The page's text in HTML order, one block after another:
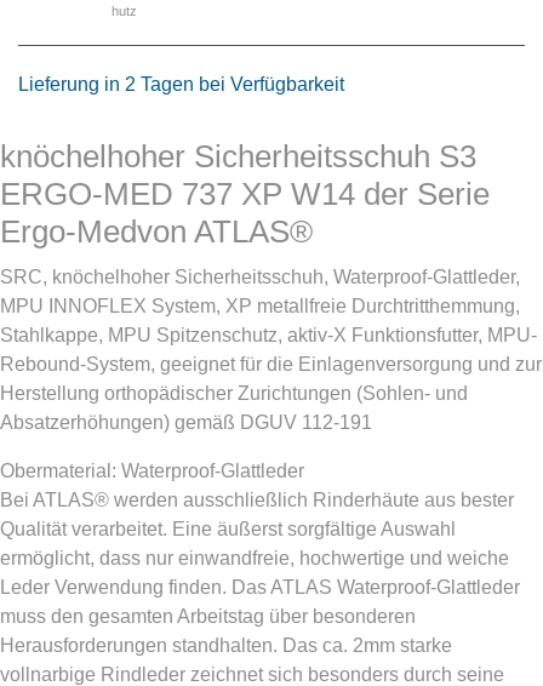
hutz
Lieferung in 2 Tagen bei Verfügbarkeit
knöchelhoher Sicherheitsschuh S3
ERGO-MED 737 XP W14 der Serie
Ergo-Medvon ATLAS®
SRC, knöchelhoher Sicherheitsschuh, Waterproof-Glattleder,
MPU INNOFLEX System, XP metallfreie Durchtritthemmung,
Stahlkappe, MPU Spitzenschutz, aktiv-X Funktionsfutter, MPU-
Rebound-System, geeignet für die Einlagenversorgung und zur
Herstellung orthopädischer Zurichtungen (Sohlen- und
Absatzerhöhungen) gemäß DGUV 112-191
Obermaterial: Waterproof-Glattleder
Bei ATLAS® werden ausschließlich Rinderhäute aus bester
Qualität verarbeitet. Eine äußerst sorgfältige Auswahl
ermöglicht, dass nur einwandfreie, hochwertige und weiche
Leder Verwendung finden. Das ATLAS Waterproof-Glattleder
muss den gesamten Arbeitstag über besonderen
Herausforderungen standhalten. Das ca. 2mm starke
vollnarbige Rindleder zeichnet sich besonders durch seine